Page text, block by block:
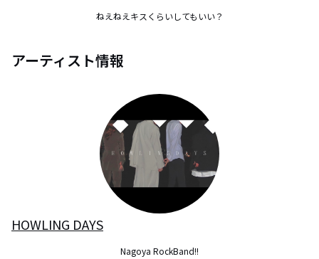
ねえねえキスくらいしてもいい？
アーティスト情報
HOWLING DAYS
Nagoya RockBand!!